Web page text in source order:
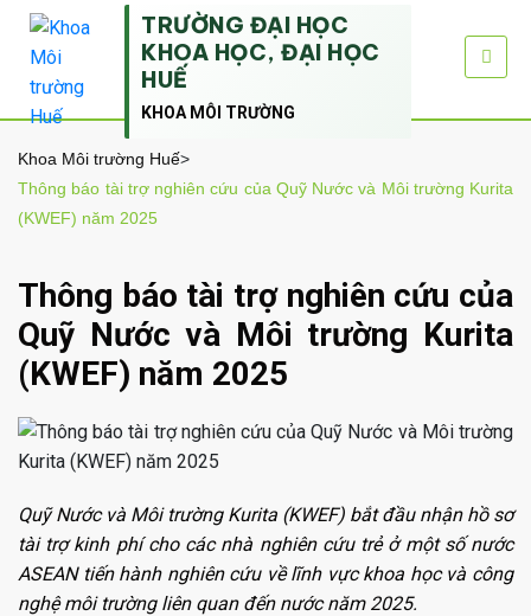
TRƯỜNG ĐẠI HỌC
KHOA HỌC, ĐẠI HỌC
HUẾ
KHOA MÔI TRƯỜNG
Khoa Môi trường Huế>
Thông báo tài trợ nghiên cứu của Quỹ Nước và Môi trường Kurita
(KWEF) năm 2025
Thông báo tài trợ nghiên cứu của
Quỹ Nước và Môi trường Kurita
(KWEF) năm 2025
Quỹ Nước và Môi trường Kurita (KWEF) bắt đầu nhận hồ sơ
tài trợ kinh phí cho các nhà nghiên cứu trẻ ở một số nước
ASEAN tiến hành nghiên cứu về lĩnh vực khoa học và công
nghệ môi trường liên quan đến nước năm 2025.